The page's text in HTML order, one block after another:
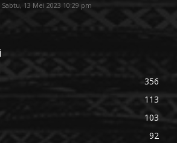
Sabtu, 13 Mei 2023 10:29 pm
356
113
103
92